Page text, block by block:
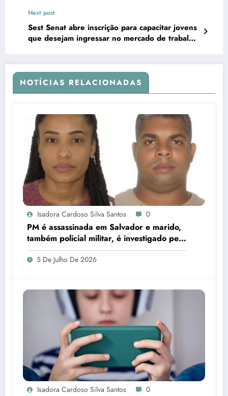
Next post
Sest Senat abre inscrição para capacitar jovens
que desejam ingressar no mercado de trabalho
NOTÍCIAS RELACIONADAS
Isadora Cardoso Silva Santos 0
PM é assassinada em Salvador e marido,
também policial militar, é investigado pelo
crime
5 De Julho De 2026
Isadora Cardoso Silva Santos 0